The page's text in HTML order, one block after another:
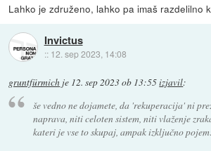
Lahko je združeno, lahko pa imaš razdelilno
Invictus
:: 12. sep 2023, 14:08
gruntfürmich je 12. sep 2023 ob 13:55izjavil:
še vedno ne dojamete, da 'rekuperacija' ni
naprava, niti celoten sistem, niti vlaženje
kateri je vse to skupaj, ampak izključno